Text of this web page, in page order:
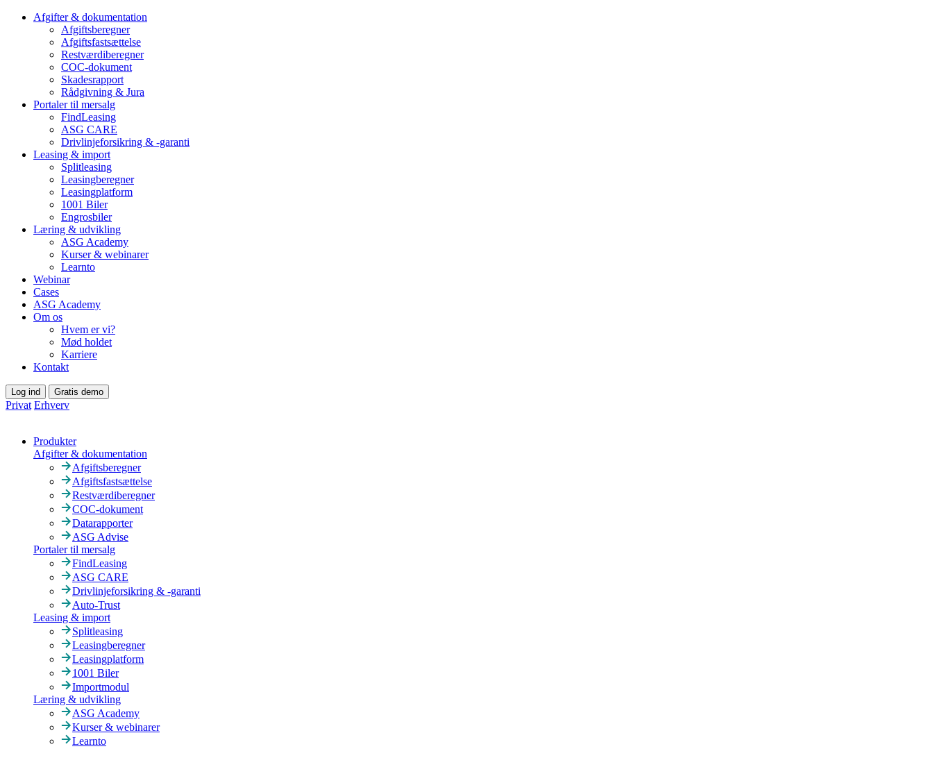
Afgifter & dokumentation
Afgiftsberegner
Afgiftsfastsættelse
Restværdiberegner
COC-dokument
Skadesrapport
Rådgivning & Jura
Portaler til mersalg
FindLeasing
ASG CARE
Drivlinjeforsikring & -garanti
Leasing & import
Splitleasing
Leasingberegner
Leasingplatform
1001 Biler
Engrosbiler
Læring & udvikling
ASG Academy
Kurser & webinarer
Learnto
Webinar
Cases
ASG Academy
Om os
Hvem er vi?
Mød holdet
Karriere
Kontakt
Log ind Gratis demo
Privat Erhverv
Produkter
Afgifter & dokumentation
Afgiftsberegner
Afgiftsfastsættelse
Restværdiberegner
COC-dokument
Datarapporter
ASG Advise
Portaler til mersalg
FindLeasing
ASG CARE
Drivlinjeforsikring & -garanti
Auto-Trust
Leasing & import
Splitleasing
Leasingberegner
Leasingplatform
1001 Biler
Importmodul
Læring & udvikling
ASG Academy
Kurser & webinarer
Learnto